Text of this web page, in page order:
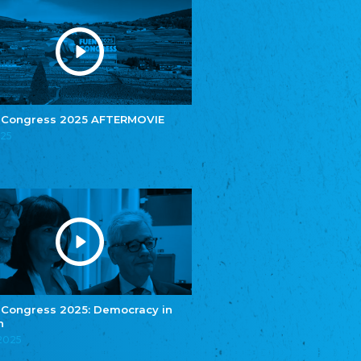
Congress 2025 AFTERMOVIE
Congress 2025: Democracy in
Youth of European Nationalities (YEN)
Youth of European Nationalities (YEN)
Zentralrat der Jenischen in Deutschland
e.V.
Central Council of Yenish in Germany
Zentralrat Deutscher Sinti und Roma
Central Council of German Sinti and Roma
Związek Polaków w Niemczech
Union of Poles in Germany
Bund Deutscher Nordschleswiger (BDN)
Federation of Germans in Northern Schleswig
Grænseforeningen
Danish Border Association
Eestimaa Rahvuste Ühendus
Estonian Union of National Minorities
Eestimaa Valgevenelaste Assotsiatsioon
Estonian Belorusian Association
Estonian German Society